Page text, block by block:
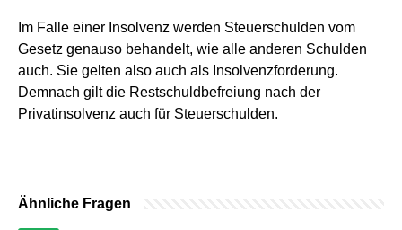
Im Falle einer Insolvenz werden Steuerschulden vom
Gesetz genauso behandelt, wie alle anderen Schulden
auch. Sie gelten also auch als Insolvenzforderung.
Demnach gilt die Restschuldbefreiung nach der
Privatinsolvenz auch für Steuerschulden.
Ähnliche Fragen